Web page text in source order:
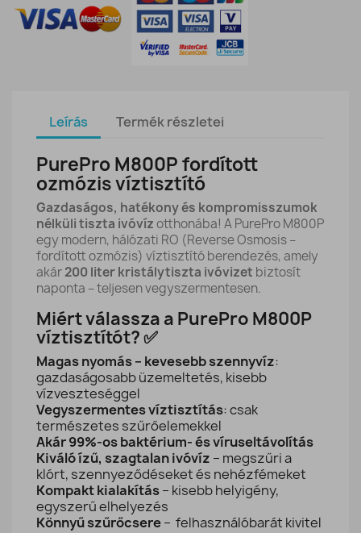
Leírás Termék részletei
PurePro M800P fordított
ozmózis víztisztító
Gazdaságos, hatékony és kompromisszumok
nélküli tiszta ivóvízotthonába! A PurePro M800P
egy modern, hálózati RO (Reverse Osmosis –
fordított ozmózis) víztisztító berendezés, amely
akár200 liter kristálytiszta ivóvizet biztosít
naponta – teljesen vegyszermentesen.
Miért válassza a PurePro M800P
víztisztítót? ✅
Magas nyomás – kevesebb szennyvíz:
gazdaságosabb üzemeltetés, kisebb
vízveszteséggel
Vegyszermentes víztisztítás: csak
természetes szűrőelemekkel
Akár 99%-os baktérium- és víruseltávolítás
Kiváló ízű, szagtalan ivóvíz – megszűri a
klórt, szennyeződéseket és nehézfémeket
Kompakt kialakítás– kisebb helyigény,
egyszerű elhelyezés
Könnyű szűrőcsere– felhasználóbarát kivitel